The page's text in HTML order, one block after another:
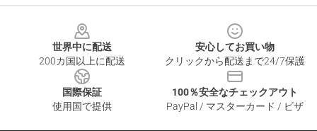
世界中に配送
200カ国以上に配送
安心してお買い物
クリックから配送まで24/7保護
国際保証
使用国で提供
100％安全なチェックアウト
PayPal / マスターカード / ビザ